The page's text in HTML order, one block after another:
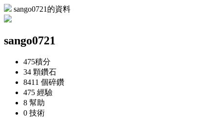
sango0721的資料
sango0721
475積分
34 顆鑽石
8411 個碎鑽
475 經驗
8 幫助
0 技術